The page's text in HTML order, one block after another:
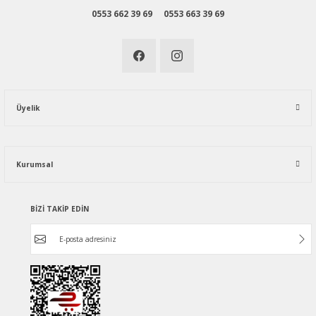
0553 662 39 69 0553 663 39 69
Üyelik
Kurumsal
BİZİ TAKİP EDİN